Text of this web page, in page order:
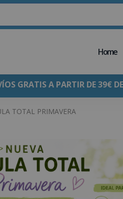
Home
GRATIS A PARTIR DE 39€
TOTAL PRIMAVERA